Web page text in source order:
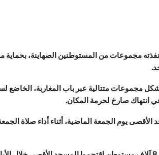
نفذته مجموعات من المستوطنين الصهاينة، بحماية
مجموعات متتالية عبر باب المغاربة، الخاضع
في انتهاك صارخ لحرمة المكان.
الأقصى يوم الجمعة الماضية، أثناء أداء صلاة